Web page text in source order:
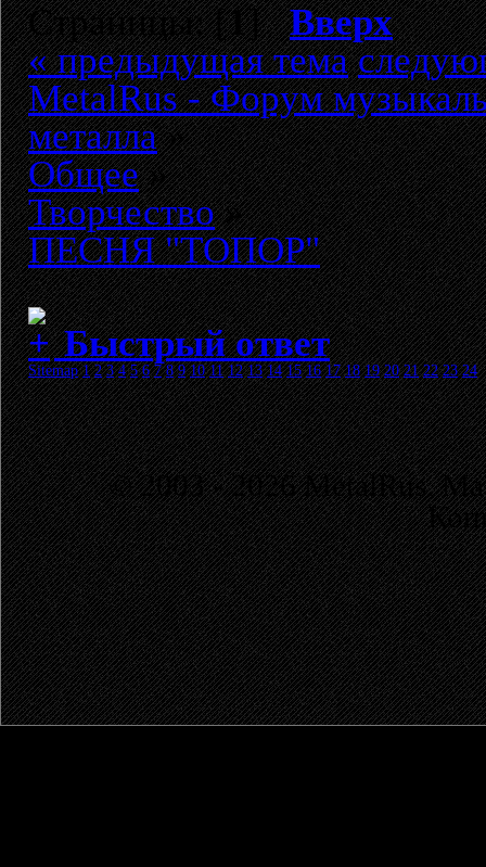
Страницы: [1]Вверх
« предыдущая тема
MetalRus - Форум
металла»
Общее»
Творчество»
ПЕСНЯ "ТОПОР"
Быстрый ответ
Sitemap 1 2 3 4 5 6 7 8 9 10 11 12 13 14 15 16 17 18 19 20 21 22 23 24
© 2003 - 2026 MetalRus.